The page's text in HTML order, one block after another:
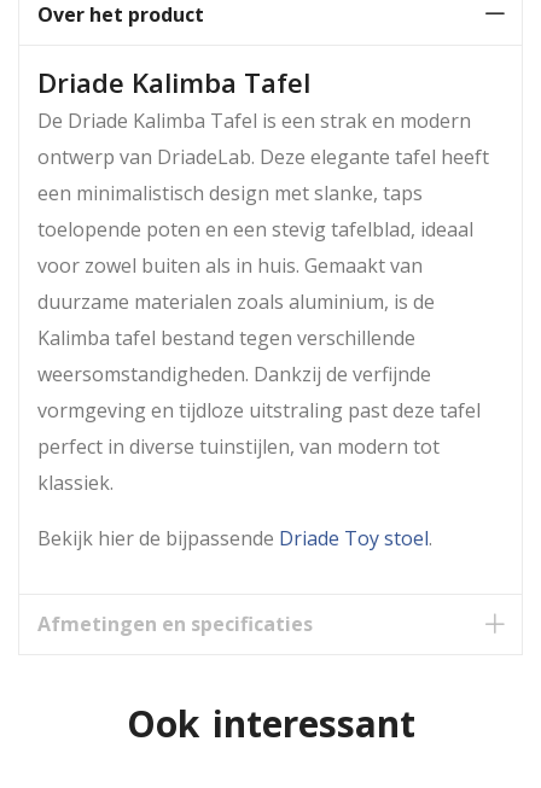
Over het product
Driade Kalimba Tafel
De Driade Kalimba Tafel is een strak en modern
ontwerp van DriadeLab. Deze elegante tafel heeft
een minimalistisch design met slanke, taps
toelopende poten en een stevig tafelblad, ideaal
voor zowel buiten als in huis. Gemaakt van
duurzame materialen zoals aluminium, is de
Kalimba tafel bestand tegen verschillende
weersomstandigheden. Dankzij de verfijnde
vormgeving en tijdloze uitstraling past deze tafel
perfect in diverse tuinstijlen, van modern tot
klassiek.
Bekijk hier de bijpassende Driade Toy stoel.
Afmetingen en specificaties
Ook interessant